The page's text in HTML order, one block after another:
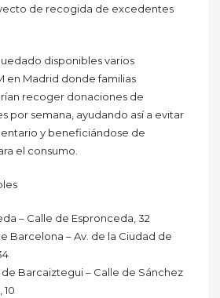
de recogida de excedentes
disponibles varios
en Madrid donde familias
recoger donaciones de
por semana, ayudando así a evitar
y beneficiándose de
el consumo.
– Calle de Espronceda, 32
Barcelona – Av. de la Ciudad de
Barcaiztegui – Calle de Sánchez